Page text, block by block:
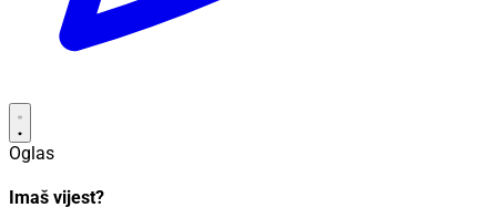
Oglas
Imaš vijest?